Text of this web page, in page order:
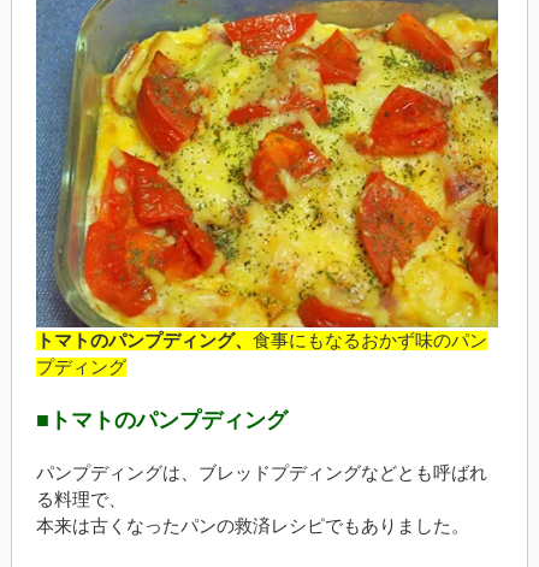
トマトのパンプディング、 食事にもなるおかず味のパン
プディング
■トマトのパンプディング
パンプディングは、ブレッドプディングなどとも呼ばれ
る料理で、
本来は古くなったパンの救済レシピでもありました。